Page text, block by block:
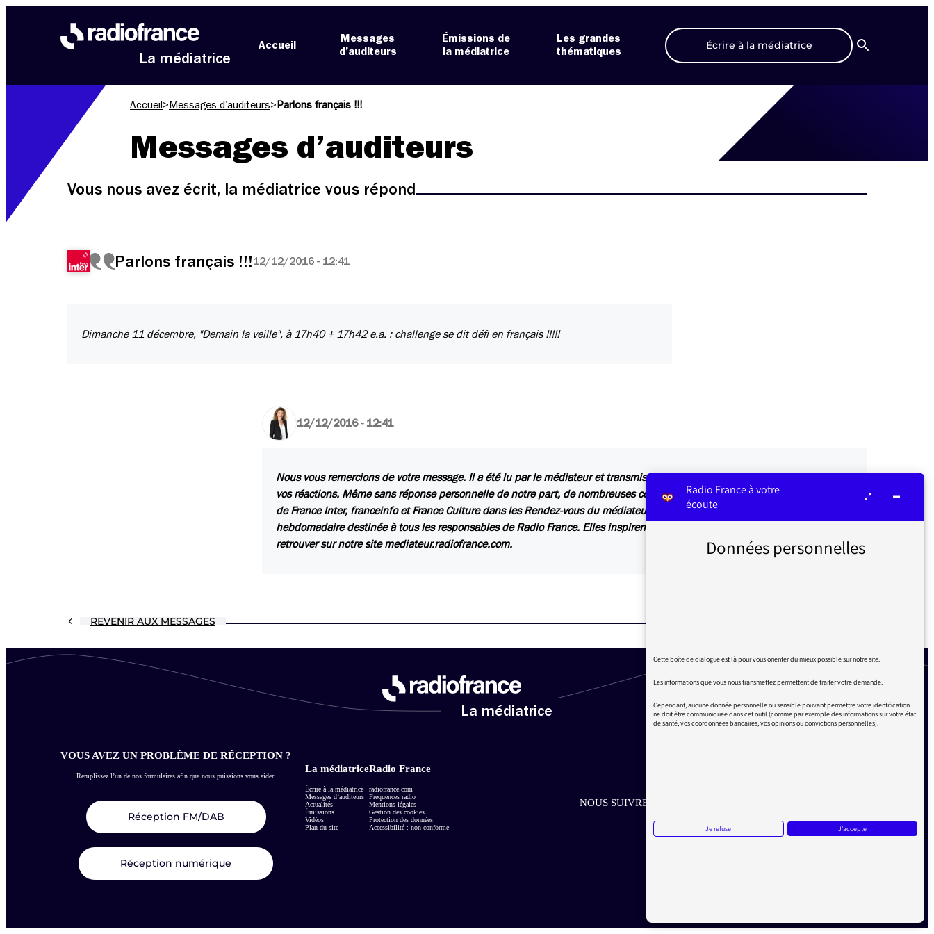
La médiatrice
Accueil
Messages
d’auditeurs
Émissions de
la médiatrice
Les grandes
thématiques
Écrire à la médiatrice
Recherche
Accueil > Messages d’auditeurs> Parlons français !!!
Messages d’auditeurs
Vous nous avez écrit, la médiatrice vous répond
Parlons français !!!12/12/2016 - 12:41
Dimanche 11 décembre, "Demain la veille", à 17h40 + 17h42 e.a. : challenge se dit défi en français !!!!!
12/12/2016 - 12:41
Nous vous remercions de votre message. Il a été lu par le médiateur et transmis au service concerné par vos questions ou
vos réactions. Même sans réponse personnelle de notre part, de nombreuses contributions sont relayées sur les antennes
de France Inter, franceinfo et France Culture dans les Rendez-vous du médiateur ou dans Les infos du médiateur, lettre
hebdomadaire destinée à tous les responsables de Radio France. Elles inspirent également des articles explicatifs à
retrouver sur notre site mediateur.radiofrance.com.
REVENIR AUX MESSAGES
La médiatrice
VOUS AVEZ UN PROBLÈME DE RÉCEPTION ?
Remplissez l’un de nos formulaires afin que nous puissions vous aider.
Réception FM/DAB
Réception numérique
La médiatrice
Écrire à la médiatrice
Messages d’auditeurs
Actualités
Émissions
Vidéos
Plan du site
Radio France
radiofrance.com
Fréquences radio
Mentions légales
Gestion des cookies
Protection des données
Accessibilité : non-conforme
NOUS SUIVRE SUR LES RÉSEAUX
Aller sur la page Facebook de la Médiatrice
Aller sur la page Twitter de la Médiatrice
Aller sur la page Instagram de la Médiatrice
Radio France à votre
écoute
Données personnelles
Cette boîte de dialogue est là pour vous orienter du mieux possible sur notre site.
Les informations que vous nous transmettez permettent de traiter votre demande.
Cependant, aucune donnée personnelle ou sensible pouvant permettre votre identification
ne doit être communiquée dans cet outil (comme par exemple des informations sur votre état
de santé, vos coordonnées bancaires, vos opinions ou convictions personnelles).
Je refuse J'accepte